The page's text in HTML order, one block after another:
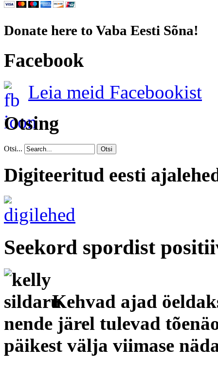
Donate here to Vaba Eesti Sõna!
Facebook
Leia meid Facebookist
Otsing
Otsi... Otsi
Digiteeritud eesti
Seekord spordist
Kehvad ajad
nende järel tulevad
päikest välja viimase